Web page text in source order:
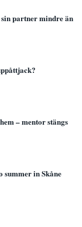
partner mindre än
– mentor stängs
summer in Skåne